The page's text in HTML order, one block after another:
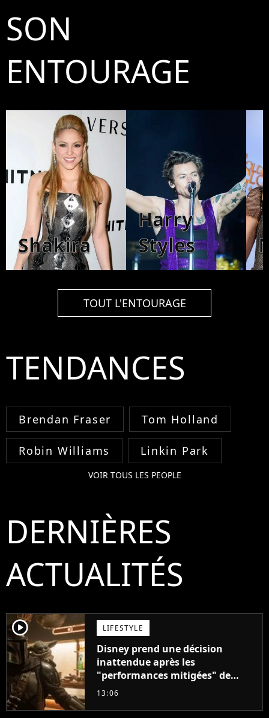
SON
ENTOURAGE
Shakira
Harry
Styles
TOUT L'ENTOURAGE
TENDANCES
Brendan Fraser Tom Holland
Robin Williams Linkin Park
VOIR TOUS LES PEOPLE
DERNIÈRES
ACTUALITÉS
player2 LIFESTYLE
Disney prend une décision
inattendue après les
"performances mitigées" de
Vaiana et The Mandalorian &
13:06